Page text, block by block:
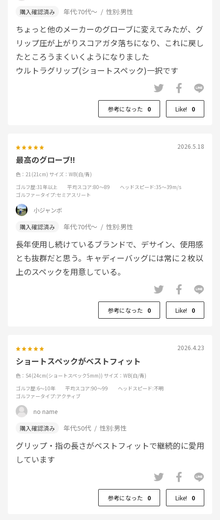
年代:70代～ 性別:男性
ちょっと他のメーカーのグローブに変えてみたが、グ
リップ圧が上がりスコアガタ落ちになり、これに戻し
たところうまくいくようになりました
ウルトラグリップ(ショートスペック)一択です
参考になった 0 Like! 0
2026.5.18
最高のグローブ!!
色：21(21cm) サイズ：WB(白/青)
ゴルフ歴:31年以上 平均スコア:80～89 ヘッドスピード:35～39m/s
ゴルファータイプ:セミアスリート
小ジャンボ
年代:70代～ 性別:男性
長年使用し続けているブランドで、デサイン、使用感
とも抜群だと思う。キャディーバッグには常に２枚以
上のスペックを用意している。
参考になった 0 Like! 0
2026.4.23
ショートスペックがベストフィット
色：S4(24cm(ショートスペック5mm)) サイズ：WB(白/青)
ゴルフ歴:6～10年 平均スコア:90～99 ヘッドスピード:不明
ゴルファータイプ:アクティブ
no name
年代:50代 性別:男性
グリップ・指の長さがベストフィットで継続的に愛用
しています
参考になった 0 Like! 0